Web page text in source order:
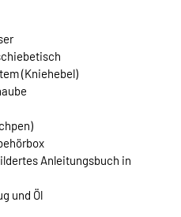
(Kniehebel)
Anleitungsbuch in
und Öl